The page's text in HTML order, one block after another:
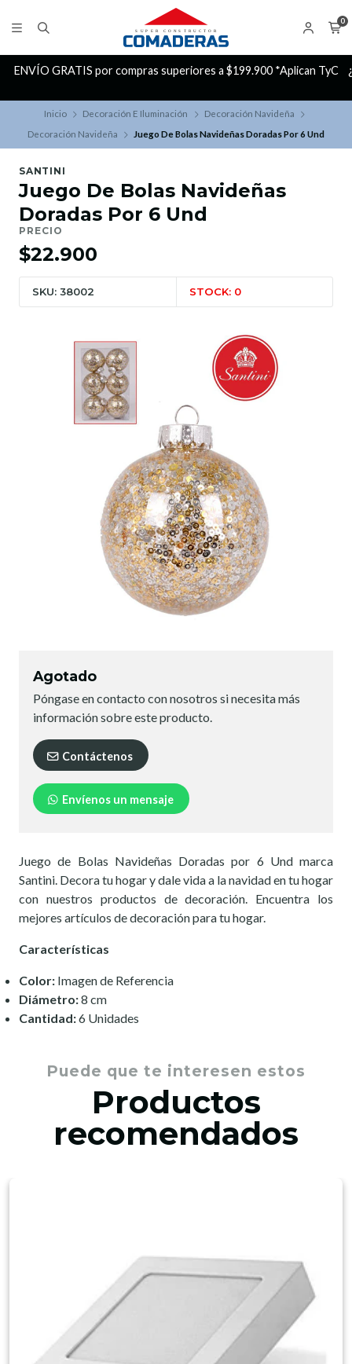
0
ENVÍO GRATIS por compras superiores a $199.900 *Aplican TyC
Inicio Decoración E Iluminación
Decoración Navideña
Decoración Navideña
Juego De Bolas Navideñas Doradas Por 6 Und
SANTINI
Juego De Bolas Navideñas
Doradas Por 6 Und
PRECIO
$22.900
SKU: 38002 STOCK: 0
Agotado
Póngase en contacto con nosotros si necesita más
información sobre este producto.
Contáctenos
Envíenos un mensaje
Juego de Bolas Navideñas Doradas por 6 Und marca
Santini. Decora tu hogar y dale vida a la navidad en tu hogar
con nuestros productos de decoración. Encuentra los
mejores artículos de decoración para tu hogar.
Características
Color: Imagen de Referencia
Diámetro:8 cm
Cantidad:6 Unidades
Puede que te interesen estos
Productos
recomendados